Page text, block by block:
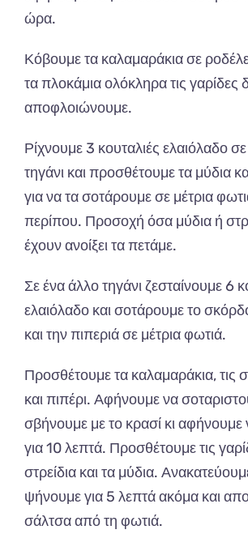
ώρα.
Κόβουμε τα καλαμαράκια σε
τα πλοκάμια ολόκληρα τις γαρίδες
αποφλοιώνουμε.
Ρίχνουμε 3 κουταλιές ελαιόλαδο
τηγάνι και προσθέτουμε τα μύδια
για να τα σοτάρουμε σε μέτρια
περίπου. Προσοχή όσα μύδια ή
έχουν ανοίξει τα πετάμε.
Σε ένα άλλο τηγάνι ζεσταίνουμε 6
ελαιόλαδο και σοτάρουμε το
και την πιπεριά σε μέτρια φωτιά.
Προσθέτουμε τα καλαμαράκια, τις
και πιπέρι. Αφήνουμε να
σβήνουμε με το κρασί κι
για 10 λεπτά. Προσθέτουμε τις
στρείδια και τα μύδια.
ψήνουμε για 5 λεπτά ακόμα και
σάλτσα από τη φωτιά.